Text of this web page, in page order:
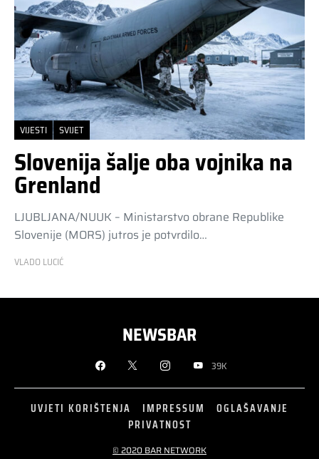
VIJESTI SVIJET
Slovenija šalje oba vojnika na
Grenland
LJUBLJANA/NUUK – Ministarstvo obrane Republike
Slovenije (MORS) jutros je potvrdilo…
VLADO LUCIĆ
NEWSBAR
39K
UVJETI KORIŠTENJA IMPRESSUM
OGLAŠAVANJE
PRIVATNOST
© 2020 BAR NETWORK